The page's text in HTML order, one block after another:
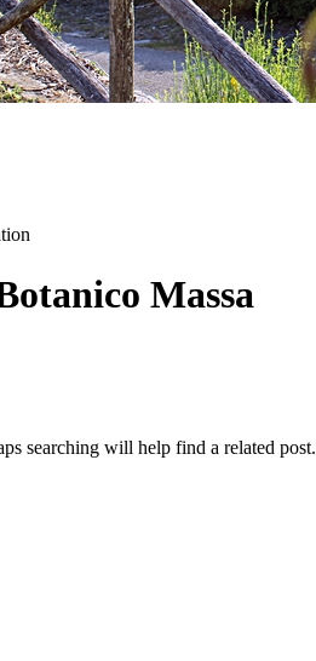
Massa
searching will help find a related post.